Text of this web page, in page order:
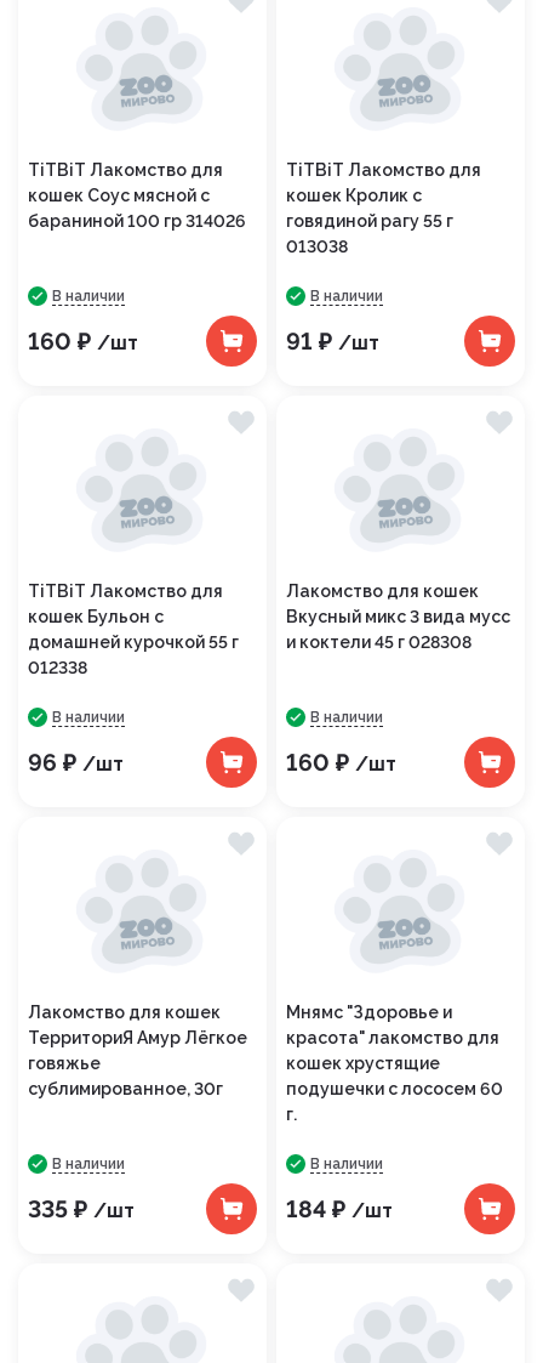
TiTBiT Лакомство для
кошек Соус мясной с
бараниной 100 гр 314026
В наличии
160 ₽ /шт
TiTBiT Лакомство для
кошек Кролик с
говядиной рагу 55 г
013038
В наличии
91 ₽ /шт
TiTBiT Лакомство для
кошек Бульон с
домашней курочкой 55 г
012338
В наличии
96 ₽ /шт
Лакомство для кошек
Вкусный микс 3 вида мусс
и коктели 45 г 028308
В наличии
160 ₽ /шт
Лакомство для кошек
ТерриториЯ Амур Лёгкое
говяжье
сублимированное, 30г
В наличии
335 ₽ /шт
Мнямс "Здоровье и
красота" лакомство для
кошек хрустящие
подушечки с лососем 60
г.
В наличии
184 ₽ /шт